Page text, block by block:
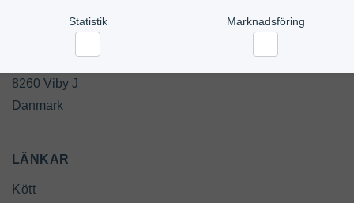
Statistik Marknadsföring
Industrivej 16-18
8260 Viby J
Danmark
LÄNKAR
Kött